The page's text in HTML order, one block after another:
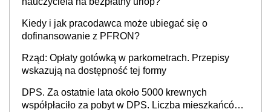
Kiedy i jak pracodawca może ubiegać się o
dofinansowanie z PFRON?
Rząd: Opłaty gotówką w parkometrach. Przepisy
wskazują na dostępność tej formy
DPS. Za ostatnie lata około 5000 krewnych
współpłaciło za pobyt w DPS. Liczba mieszkańców